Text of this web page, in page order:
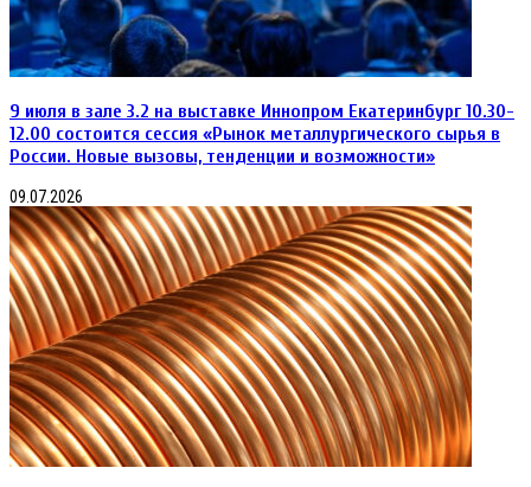
производство,
рынок
и
дистрибуция»,
которой
выступает
журнал
«Металлоснабжение
сбыт
9 июля в зале 3.2 на выставке Иннопром Екатеринбург 10.30-
12.00 состоится сессия «Рынок металлургического сырья в
России. Новые вызовы, тенденции и возможности»
09.07.2026